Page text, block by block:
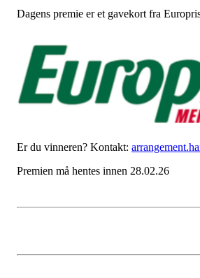
Dagens premie er et gavekort fra
Er du vinneren? Kontakt:
Premien må hentes innen 28.02.26